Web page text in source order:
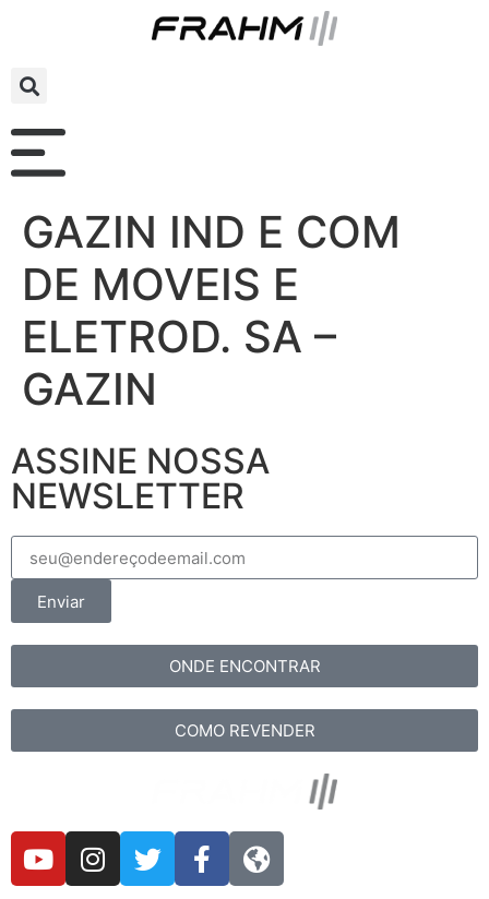
GAZIN IND E COM
DE MOVEIS E
ELETROD. SA –
GAZIN
ASSINE NOSSA
NEWSLETTER
Enviar
ONDE ENCONTRAR
COMO REVENDER